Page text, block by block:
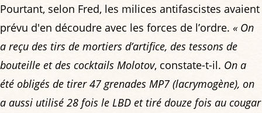
Pourtant, selon Fred, les milices antifascistes avaient
prévu d'en découdre avec les forces de l’ordre. « On
a reçu des tirs de mortiers d’artifice, des tessons de
bouteille et des cocktails Molotov, constate-t-il. On a
été obligés de tirer 47 grenades MP7 (lacrymogène), on
a aussi utilisé 28 fois le LBD et tiré douze fois au cougar